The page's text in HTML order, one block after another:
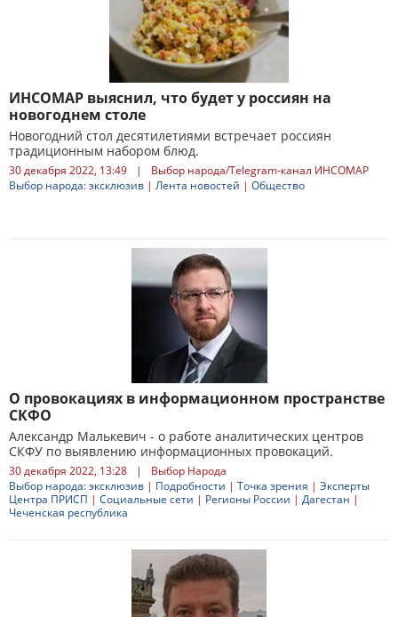
ИНСОМАР выяснил, что будет у россиян на
новогоднем столе
Новогодний стол десятилетиями встречает россиян
традиционным набором блюд.
30 декабря 2022, 13:49 |
Выбор народа/Telegram-канал ИНСОМАР
Выбор народа: эксклюзив | Лента новостей | Общество
О провокациях в информационном пространстве
СКФО
Александр Малькевич - о работе аналитических центров
СКФУ по выявлению информационных провокаций.
30 декабря 2022, 13:28 |
Выбор Народа
Выбор народа: эксклюзив | Подробности | Точка зрения | Эксперты
Центра ПРИСП | Социальные сети | Регионы России | Дагестан |
Чеченская республика